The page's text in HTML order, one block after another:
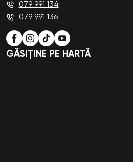
079 991 134
079 991 136
GĂSIȚINE PE HARTĂ